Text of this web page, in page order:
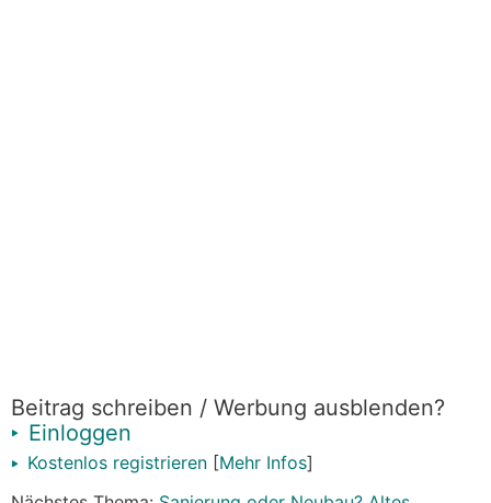
Beitrag schreiben / Werbung ausblenden?
Einloggen
Kostenlos registrieren [Mehr Infos]